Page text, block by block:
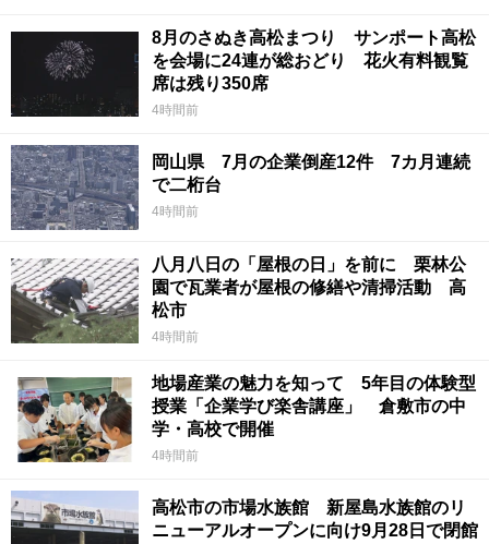
8月のさぬき高松まつり サンポート高松
を会場に24連が総おどり 花火有料観覧
席は残り350席
4時間前
岡山県 7月の企業倒産12件 7カ月連続
で二桁台
4時間前
八月八日の「屋根の日」を前に 栗林公
園で瓦業者が屋根の修繕や清掃活動 高
松市
4時間前
地場産業の魅力を知って 5年目の体験型
授業「企業学び楽舎講座」 倉敷市の中
学・高校で開催
4時間前
高松市の市場水族館 新屋島水族館のリ
ニューアルオープンに向け9月28日で閉館